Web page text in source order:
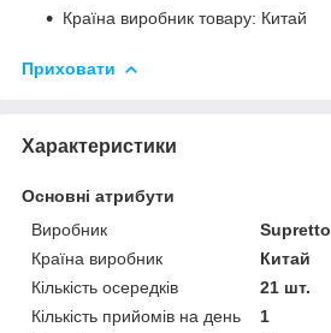
Країна виробник товару: Китай
Приховати
Характеристики
Основні атрибути
Виробник
Supretto
Країна виробник
Китай
Кількість осередків
21 шт.
Кількість прийомів на день
1